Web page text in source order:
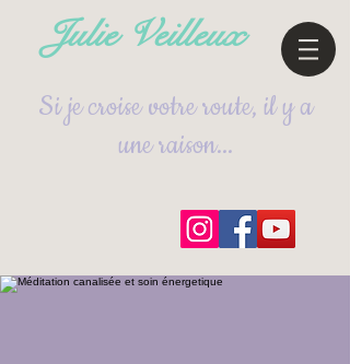
Julie Veilleux
Si je croise votre route, il y a
une raison...